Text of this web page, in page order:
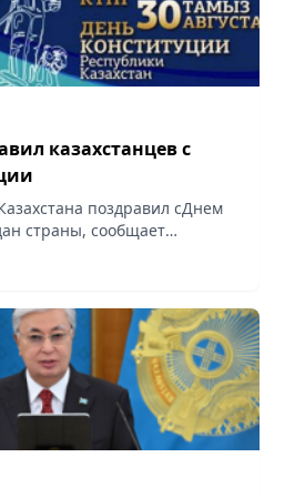
казахстанцев с
поздравил сДнем
страны, сообщает